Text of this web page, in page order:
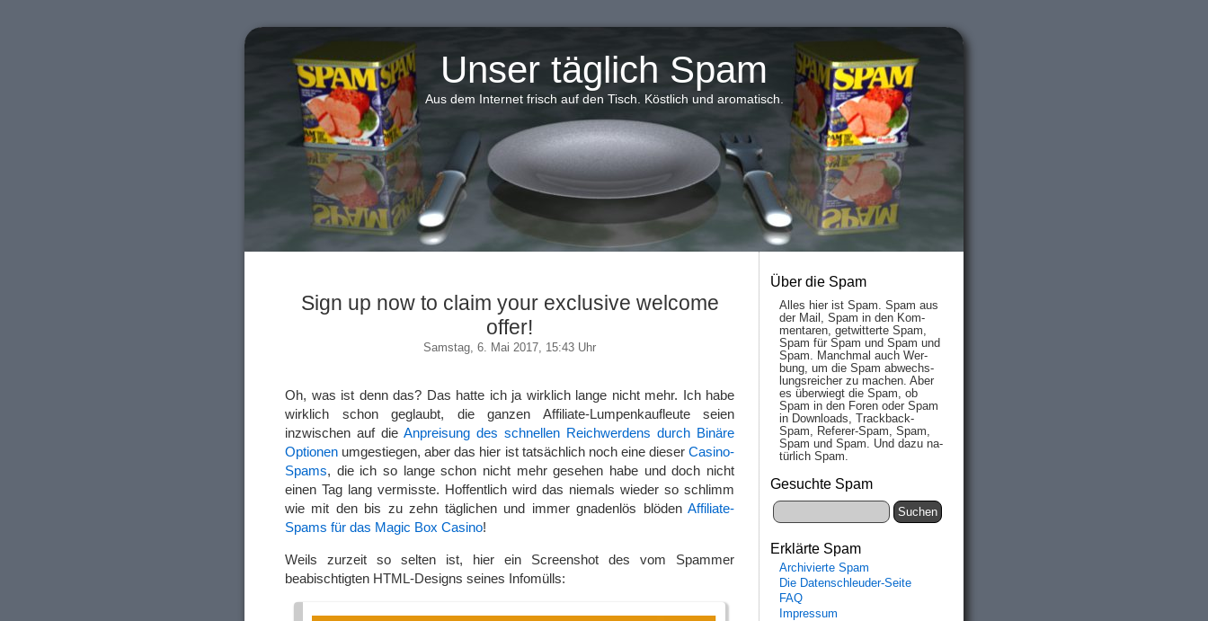
Unser täglich Spam
Aus dem Internet frisch auf den Tisch. Köstlich und aromatisch.
Sign up now to claim your exclusive welcome
offer!
Samstag, 6. Mai 2017, 15:43 Uhr
Oh, was ist denn das? Das hatte ich ja wirklich lange nicht mehr. Ich habe
wirklich schon geglaubt, die ganzen Affiliate-Lumpenkaufleute seien
inzwischen auf die Anpreisung des schnellen Reichwerdens durch Binäre
Optionen umgestiegen, aber das hier ist tatsächlich noch eine dieser Casino-
Spams, die ich so lange schon nicht mehr gesehen habe und doch nicht
einen Tag lang vermisste. Hoffentlich wird das niemals wieder so schlimm
wie mit den bis zu zehn täglichen und immer gnadenlös blöden Affiliate-
Spams für das Magic Box Casino!
Weils zurzeit so selten ist, hier ein Screenshot des vom Spammer
beabischtigten HTML-Designs seines Infomülls:
Über die Spam
Alles hier ist Spam. Spam aus
der Mail, Spam in den Kom­
men­taren, ge­twit­ter­te Spam,
Spam für Spam und Spam und
Spam. Manch­mal auch Wer­
bung, um die Spam ab­wechs­
lungs­reich­er zu mach­en. Aber
es über­wiegt die Spam, ob
Spam in den Fo­ren oder Spam
in Down­loads, Track­back-
Spam, Re­fe­rer-Spam, Spam,
Spam und Spam. Und da­zu na­
tür­lich Spam.
Gesuchte Spam
Erklärte Spam
Archivierte Spam
Die Datenschleuder-Seite
FAQ
Impressum